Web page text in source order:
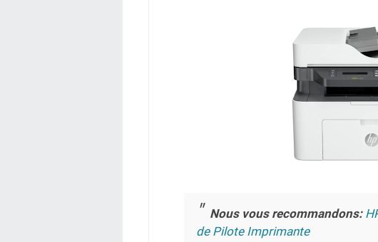
Nous vous recommandons:
de Pilote Imprimante